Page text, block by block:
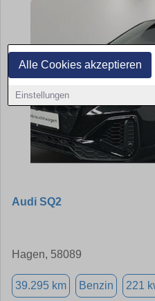
Alle Cookies akzeptieren
Einstellungen
Audi SQ2
Hagen, 58089
39.295 km Benzin 221